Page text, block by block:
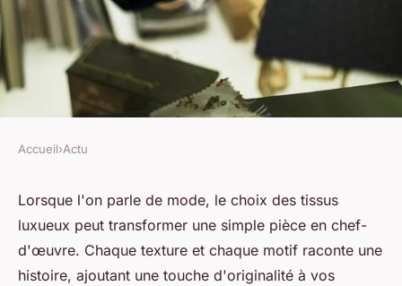
Sélection de tissus luxueux
pour créer des vêtements
uniques
Accueil›Actu
Lorsque l'on parle de mode, le choix des tissus
luxueux peut transformer une simple pièce en chef-
d'œuvre. Chaque texture et chaque motif raconte une
histoire, ajoutant une touche d'originalité à vos